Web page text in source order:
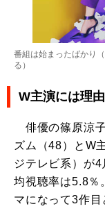
番組は始まったばかり
る ）
W主演には理
俳優の篠原涼
ズム（48）とW
ジテレビ系）が
均視聴率は5.8％
マになって3作